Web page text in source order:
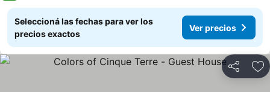
Seleccioná las fechas para ver los
precios exactos
Ver precios
Compartir